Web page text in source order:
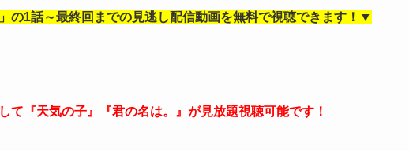
の1話～最終回までの見逃し配信動画を無料で視聴できます！▼
『天気の子』『君の名は。』が見放題視聴可能です！